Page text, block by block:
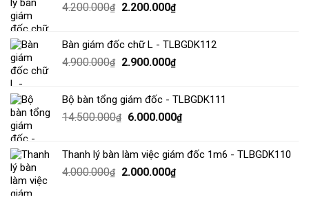
4.200.000₫ 2.200.000₫
Bàn giám đốc chữ L - TLBGDK112
4.900.000₫ 2.900.000₫
Bộ bàn tổng giám đốc - TLBGDK111
14.500.000₫ 6.000.000₫
Thanh lý bàn làm việc giám đốc 1m6 - TLBGDK110
4.000.000₫ 2.000.000₫